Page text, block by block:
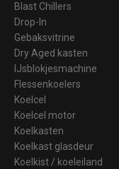
Blast Chillers
Drop-In
Gebaksvitrine
Dry Aged kasten
IJsblokjesmachine
Flessenkoelers
Koelcel
Koelcel motor
Koelkasten
Koelkast glasdeur
Koelkist / koeleiland